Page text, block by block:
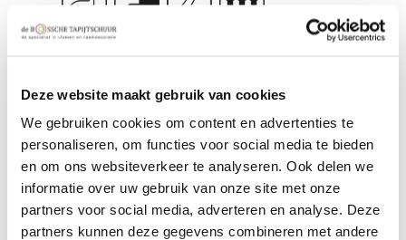
Deze website maakt gebruik van cookies
We gebruiken cookies om content en advertenties te
personaliseren, om functies voor social media te bieden
en om ons websiteverkeer te analyseren. Ook delen we
informatie over uw gebruik van onze site met onze
partners voor social media, adverteren en analyse. Deze
partners kunnen deze gegevens combineren met andere
, ,
Kleur
Cremewit
Gewicht
2,125
8 mm